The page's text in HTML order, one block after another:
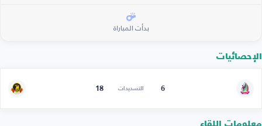
بدأت المباراة
الإحصائيات
6 التسديدات 18
معلومات اللقاء